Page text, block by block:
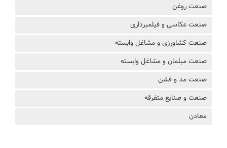
صنعت روغن
صنعت عکاسی و فیلمبرداری
صنعت کشاورزی و مشاغل وابسته
صنعت مبلمان و مشاغل وابسته
صنعت مد و فشن
صنعت و صنایع متفرقه
معادن